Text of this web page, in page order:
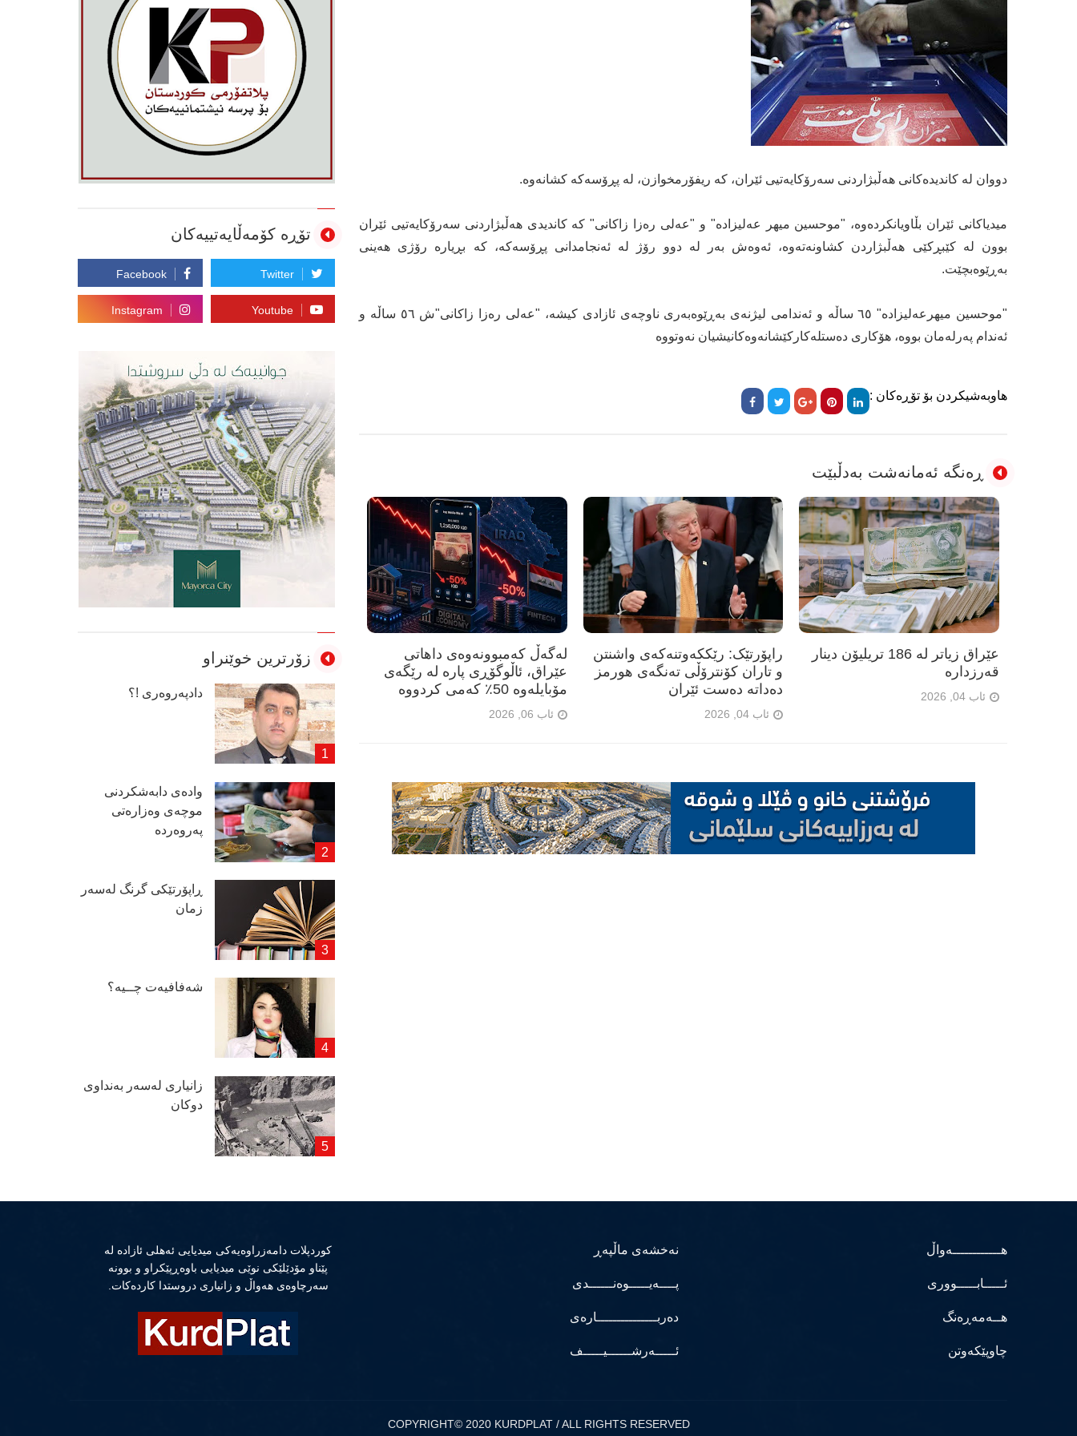
دووان لە کاندیدەکانی ھەڵبژاردنی سەرۆکایەتیی ئێران، کە ریفۆرمخوازن، لە پڕۆسەکە کشانەوە.
میدیاکانی ئێران بڵاویانکردەوە، "موحسین میھر عەلیزادە" و "عەلی رەزا زاکانی" کە کاندیدی ھەڵبژاردنی سەرۆکایەتیی ئێران
بوون لە کێبڕکێی ھەڵبژاردن کشاونەتەوە، ئەوەش بەر لە دوو رۆژ لە ئەنجامدانی پڕۆسەکە، کە بڕیارە رۆژی ھەینی
بەڕێوەبچێت.
"موحسین میھرعەلیزادە" ٦٥ ساڵە و ئەندامی لیژنەی بەڕێوەبەری ناوچەی ئازادی کیشە، "عەلی رەزا زاکانی"ش ٥٦ ساڵە و
ئەندام پەرلەمان بووە، ھۆکاری دەستلەکارکێشانەوەکانیشیان نەوتووە
هاوبەشیکردن بۆ تۆڕەکان :
ڕەنگە ئەمانەشت بەدڵبێت
لەگەڵ کەمبوونەوەی داهاتی
عێراق، ئاڵوگۆڕی پارە لە رێگەی
مۆبایلەوە 50٪ کەمی کردووە
ئاب 06, 2026
راپۆرتێک: رێککەوتنەکەی واشنتن
و تاران کۆنترۆڵی تەنگەی هورمز
دەداتە دەست ئێران
ئاب 04, 2026
عێراق زیاتر لە 186 تریلیۆن دینار
قەرزدارە
ئاب 04, 2026
تۆڕە کۆمەڵایەتییەکان
زۆرترین خوێنراو
دادپەروەری !؟
وادەی دابەشكردنی
موچەی وەزارەتی
پەروەردە
ڕاپۆرتێكی گرنگ لەسەر
زمان
شەفافیەت چــیە؟
زانیاری لەسەر بەنداوی
دوكان
هــــــــــــەواڵ
ئـــــابـــــووری
هــەمەڕەنگ
چاوپێکەوتن
نەخشەی ماڵپەڕ
پــــەیـــــوەنــــــدی
دەربـــــــــــــــارەی
ئـــــەرشــــــیـــــف
كوردپلات دامەزراوەیەكی میدیایی ئەهلی ئازادە لە
پێناو مۆدێلێكی نوێی میدیایی باوەڕپێكراو و بوونە
سەرچاوەی هەواڵ و زانیاری دروستدا كاردەكات.
COPYRIGHT© 2020 KURDPLAT / ALL RIGHTS RESERVED